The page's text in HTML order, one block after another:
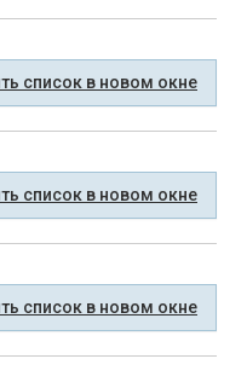
список в новом окне
список в новом окне
список в новом окне